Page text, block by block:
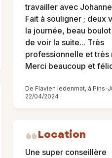
travailler avec
Fait à souligner ; deux
la journée, beau
de voir la suite... Très
professionnelle et très
Merci beaucoup et
De Flavien ledenmat, à Pins-
22/04/2024
Location
Une super conseillère